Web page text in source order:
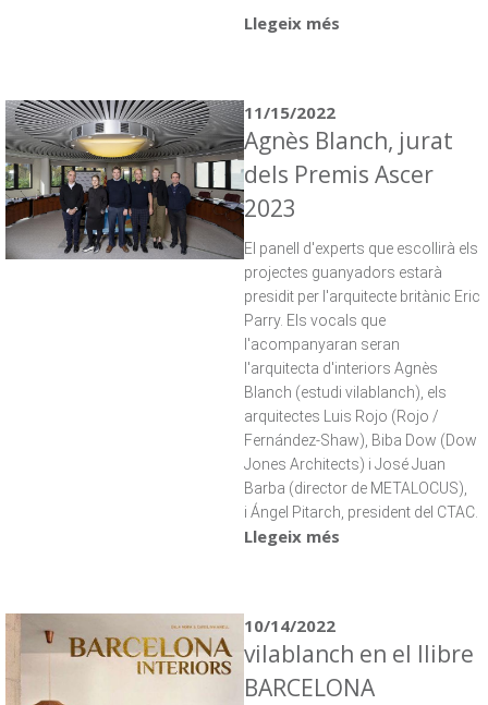
Llegeix més
11/15/2022
Agnès Blanch, jurat
dels Premis Ascer
2023
El panell d'experts que escollirà els
projectes guanyadors estarà
presidit per l'arquitecte britànic Eric
Parry. Els vocals que
l'acompanyaran seran
l'arquitecta d'interiors Agnès
Blanch (estudi vilablanch), els
arquitectes Luis Rojo (Rojo /
Fernández-Shaw), Biba Dow (Dow
Jones Architects) i José Juan
Barba (director de METALOCUS),
i Ángel Pitarch, president del CTAC.
Llegeix més
10/14/2022
vilablanch en el llibre
BARCELONA